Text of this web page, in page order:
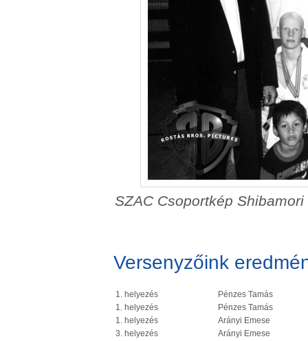
SZAC Csoportkép
Versenyzőink
1. helyezés
Pénzes Tamás
1. helyezés
Pénzes Tamás
1. helyezés
Arányi Emese
3. helyezés
Arányi Emese